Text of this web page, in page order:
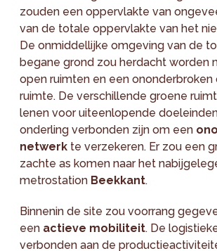
zouden een oppervlakte van
van de totale oppervlakte van het
De onmiddellijke omgeving van de
begane grond zou herdacht worden
open ruimten en een ononderbroken
ruimte. De verschillende groene
lenen voor uiteenlopende
onderling verbonden zijn om een
netwerk te verzekeren. Er zou een
zachte as komen naar het
metrostation Beekkant.
Binnenin de site zou voorrang
een actieve mobiliteit. De
verbonden aan de